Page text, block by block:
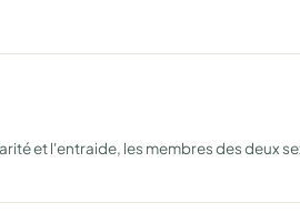
et l'entraide, les membres des deux